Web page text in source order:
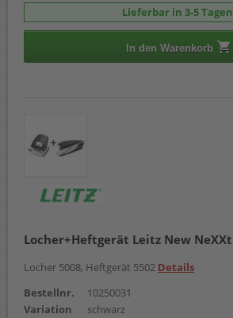
Lieferbar in 3-5 Tagen
In den Warenkorb
Locher+Heftgerät Leitz New NeXXt
Locher 5008, Heftgerät 5502 Details
Bestellnr.
10250031
Variation
schwarz